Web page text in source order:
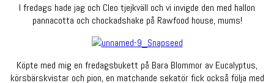
I fredags hade jag och Cleo tjejkväll och vi invigde den med hallon
pannacotta och chockadshake på Rawfood house, mums!
Köpte med mig en fredagsbukett på Bara Blommor av Eucalyptus,
körsbärskvistar och pion, en matchande sekatör fick också följa med